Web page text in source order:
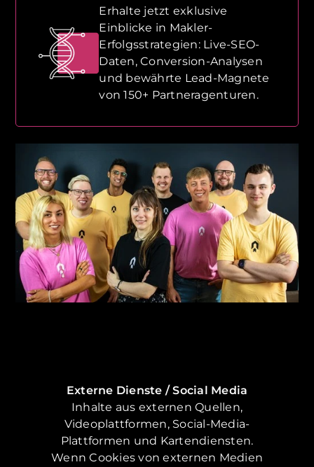
Erhalte jetzt exklusive
Einblicke in Makler-
Erfolgsstrategien: Live-SEO-
Daten, Conversion-Analysen
und bewährte Lead-Magnete
von 150+ Partneragenturen.
Externe Dienste / Social Media
Inhalte aus externen Quellen,
Videoplattformen, Social-Media-
Plattformen und Kartendiensten.
Wenn Cookies von externen Medien